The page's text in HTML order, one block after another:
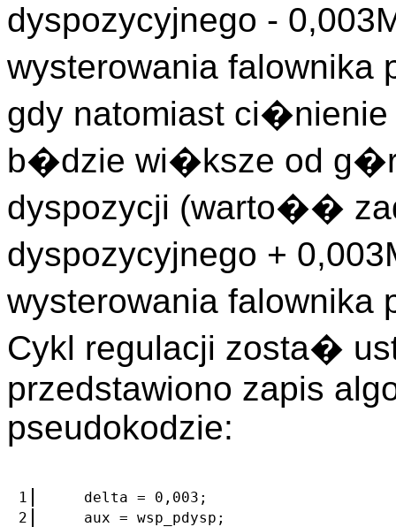
dyspozycyjnego -
wysterowania
gdy natomiast
b�dzie wi�ksze od
dyspozycji (warto��
dyspozycyjnego +
wysterowania
Cykl regulacji zosta�
przedstawiono zapis
pseudokodzie:
1
delta = 0,003;
2
aux = wsp_pdysp;